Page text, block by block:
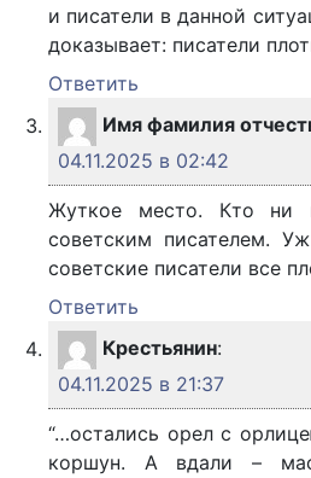
и писатели в данной
доказывает: писатели
Ответить
Имя фамилия
04.11.2025 в 02:42
Жуткое место. Кто ни
советским писателем.
советские писатели все
Ответить
Крестьянин:
04.11.2025 в 21:37
“…остались орел с
коршун. А вдали –